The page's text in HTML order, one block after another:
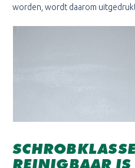
worden, wordt daarom
REINIGBAAR IS